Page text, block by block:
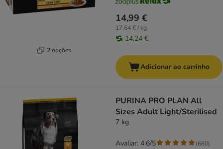
2 opções
14,99 €
17,64 € / kg
14,24 €
Adicionar ao carrinho
PURINA PRO PLAN All
Sizes Adult Light/Sterilised
7 kg
Avaliar: 4.6/5 (660)